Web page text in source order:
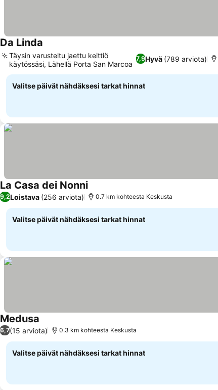
Da Linda
7,9Hyvä (789 arviota)
Täysin varusteltu jaettu keittiö
käytössäsi, Lähellä Porta San Marcoa
Valitse päivät nähdäksesi tarkat hinnat
La Casa dei Nonni
9,2Loistava (256 arviota) 0.7 km kohteesta Keskusta
Valitse päivät nähdäksesi tarkat hinnat
Medusa
6,7(15 arviota) 0.3 km kohteesta Keskusta
Valitse päivät nähdäksesi tarkat hinnat